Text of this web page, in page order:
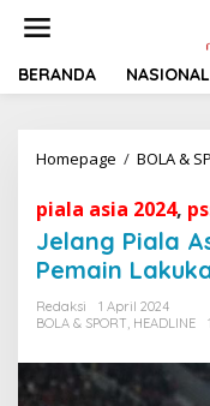
t
BERANDA NASIONAL
Homepage / BOLA &
piala asia 2024,
Jelang Piala
Pemain
Redaksi
1 April 2024
BOLA & SPORT, HEADLINE